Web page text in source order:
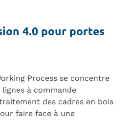
4.0 pour portes
Process se concentre
à commande
des cadres en bois
faire face à une